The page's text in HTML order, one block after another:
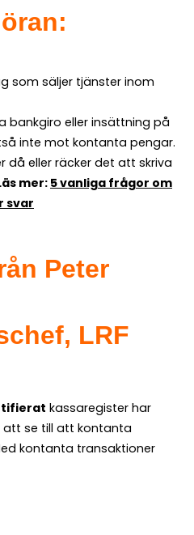
som säljer tjänster inom
bankgiro eller insättning på
inte mot kontanta pengar.
då eller räcker det att skriva
mer: 5 vanliga frågor om
svar
Peter
LRF
kassaregister har
se till att kontanta
kontanta transaktioner